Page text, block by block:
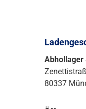
Abhollager
80337